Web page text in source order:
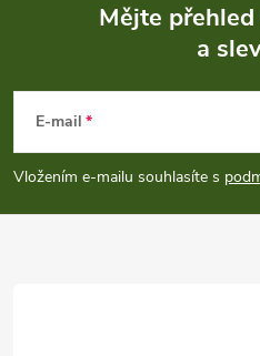
p
a
Mějte
a
E-mail
Vložením e-mailu souhlasíte s